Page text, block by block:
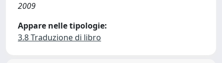
2009
Appare nelle tipologie:
3.8 Traduzione di libro